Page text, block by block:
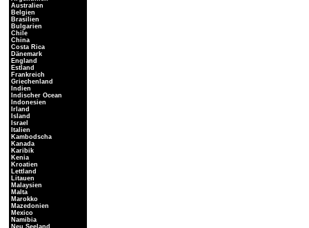
Australien
Belgien
Brasilien
Bulgarien
Chile
China
Costa Rica
Dänemark
England
Estland
Frankreich
Griechenland
Indien
Indischer Ocean
Indonesien
Irland
Island
Israel
Italien
Kambodscha
Kanada
Karibik
Kenia
Kroatien
Lettland
Litauen
Malaysien
Malta
Marokko
Mazedonien
Mexico
Namibia
Neu Seeland